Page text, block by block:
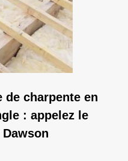
de charpente en
: appelez le